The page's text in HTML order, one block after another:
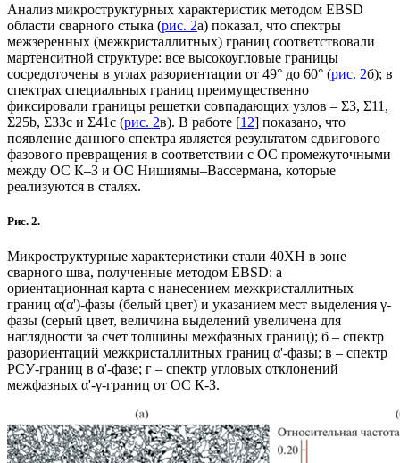
Анализ микроструктурных характеристик методом EBSD
области сварного стыка (рис. 2а) показал, что спектры
межзеренных (межкристаллитных) границ соответствовали
мартенситной структуре: все высокоугловые границы
сосредоточены в углах разориентации от 49° до 60° (рис. 2б); в
спектрах специальных границ преимущественно
фиксировали границы решетки совпадающих узлов – Σ3, Σ11,
Σ25b, Σ33с и Σ41с (рис. 2в). В работе [12] показано, что
появление данного спектра является результатом сдвигового
фазового превращения в соответствии с ОС промежуточными
между ОС К–З и ОС Нишиямы–Вассермана, которые
реализуются в сталях.
Рис. 2.
Микроструктурные характеристики стали 40ХН в зоне
сварного шва, полученные методом EBSD: а –
ориентационная карта с нанесением межкристаллитных
границ α(α')-фазы (белый цвет) и указанием мест выделения γ-
фазы (серый цвет, величина выделений увеличена для
наглядности за счет толщины межфазных границ); б – спектр
разориентаций межкристаллитных границ α'-фазы; в – спектр
РСУ-границ в α'-фазе; г – спектр угловых отклонений
межфазных α'-γ-границ от ОС К-З.